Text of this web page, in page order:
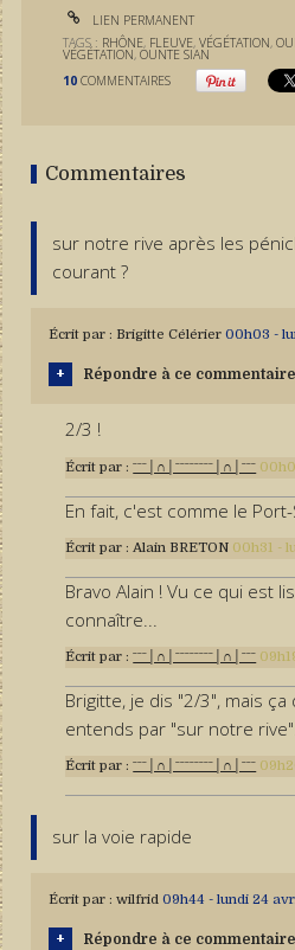
LIEN PERMANENT
TAGS : RHÔNE, FLEUVE,VÉGÉTATION,
VÉGÉTATION,OUNTE SIAN
10 COMMENTAIRES
Commentaires
sur notre rive après les
courant ?
Écrit par : Brigitte Célérier 00h03 -
Répondre à ce commentaire
2/3 !
Écrit par :ˉˉˉ│∩│ˉˉˉˉˉˉˉˉ│∩│ˉˉˉ
En fait, c'est comme le
Écrit par :Alain BRETON 00h31 -
Bravo Alain ! Vu ce qui est
connaître...
Écrit par :ˉˉˉ│∩│ˉˉˉˉˉˉˉˉ│∩│ˉˉˉ
Brigitte, je dis "2/3", mais
entends par "sur notre
Écrit par :ˉˉˉ│∩│ˉˉˉˉˉˉˉˉ│∩│ˉˉˉ
sur la voie rapide
Écrit par : wilfrid 09h44 - lundi 24
Répondre à ce commentaire